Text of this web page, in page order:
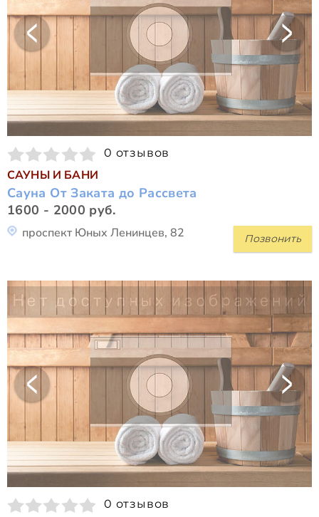
0 отзывов
САУНЫ И БАНИ
Сауна От Заката до Рассвета
1600 - 2000 руб.
Позвонить
проспект Юных Ленинцев, 82
0 отзывов